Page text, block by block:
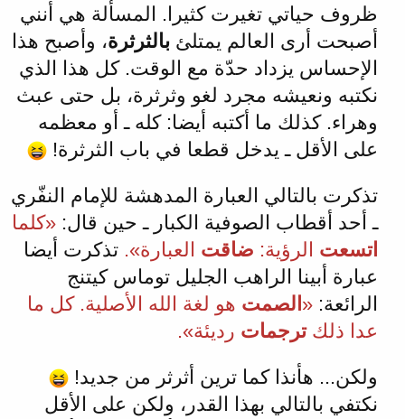
ظروف حياتي تغيرت كثيرا. المسألة هي أنني
أصبحت أرى العالم يمتلئ بالثرثرة، وأصبح هذا
الإحساس يزداد حدّة مع الوقت. كل هذا الذي
نكتبه ونعيشه مجرد لغو وثرثرة، بل حتى عبث
وهراء. كذلك ما أكتبه أيضا: كله ـ أو معظمه
على الأقل ـ يدخل قطعا في باب الثرثرة!
تذكرت بالتالي العبارة المدهشة للإمام النفّري
ـ أحد أقطاب الصوفية الكبار ـ حين قال: «كلما
اتسعت الرؤية: ضاقت العبارة». تذكرت أيضا
عبارة أبينا الراهب الجليل توماس كيتنج
الرائعة: « الصمت هو لغة الله الأصلية. كل ما
عدا ذلكترجمات رديئة».
ولكن... هأنذا كما ترين أثرثر من جديد!
نكتفي بالتالي بهذا القدر، ولكن على الأقل